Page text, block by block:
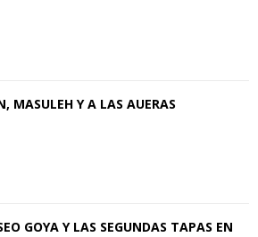
MASULEH Y A LAS AUERAS
GOYA Y LAS SEGUNDAS TAPAS EN